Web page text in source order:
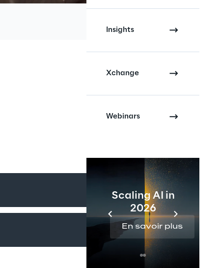
Insights
Xchange
Webinars
Scaling AI in
2026
En savoir plus